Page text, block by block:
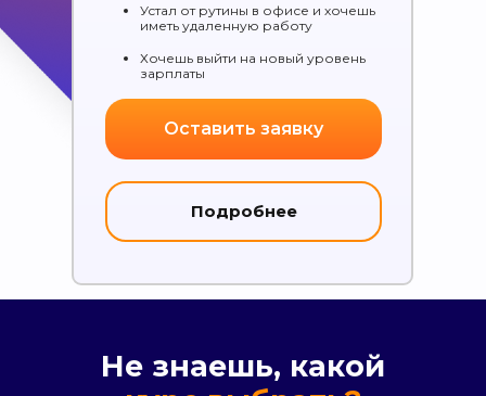
Устал от рутины в офисе и хочешь
иметь удаленную работу
Хочешь выйти на новый уровень
зарплаты
Оставить заявку
Подробнее
Не знаешь, какой